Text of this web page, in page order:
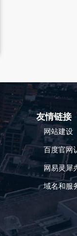
友情链接
网站建设
百度官网
网易灵犀
域名和服